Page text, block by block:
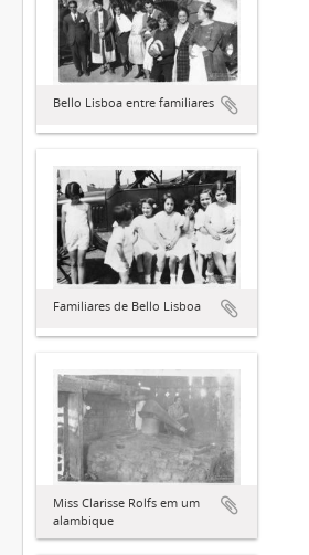
Bello Lisboa entre familiares
Familiares de Bello Lisboa
Miss Clarisse Rolfs em um
alambique